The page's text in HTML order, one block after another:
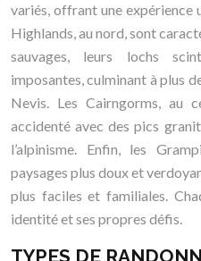
variés, offrant une expérience
Highlands, au nord, sont
sauvages, leurs lochs
imposantes, culminant à plus
Nevis. Les Cairngorms, au
accidenté avec des pics
l’alpinisme. Enfin, les
paysages plus doux et
plus faciles et familiales.
identité et ses propres défis.
TYPES DE